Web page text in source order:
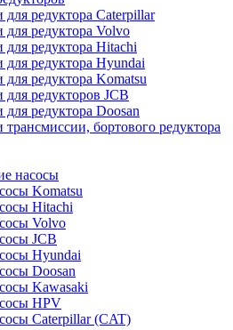
для редуктора Caterpillar
для редуктора Volvo
для редуктора Hitachi
для редуктора Hyundai
для редуктора Komatsu
для редукторов JCB
для редуктора Doosan
трансмиссии, бортового редуктора
насосы
Komatsu
Hitachi
Volvo
JCB
Hyundai
Doosan
Kawasaki
HPV
Caterpillar (CAT)